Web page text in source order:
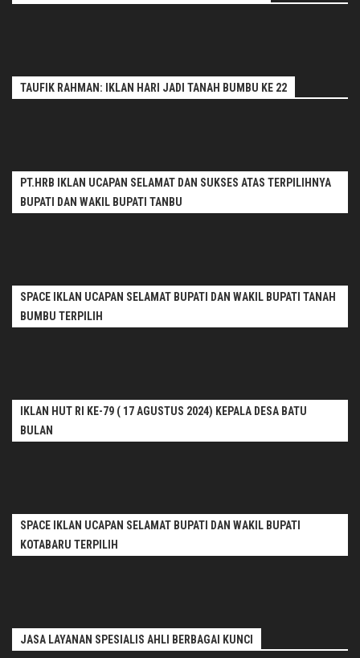
TAUFIK RAHMAN: IKLAN HARI JADI TANAH BUMBU KE 22
PT.HRB IKLAN UCAPAN SELAMAT DAN SUKSES ATAS TERPILIHNYA
BUPATI DAN WAKIL BUPATI TANBU
SPACE IKLAN UCAPAN SELAMAT BUPATI DAN WAKIL BUPATI TANAH
BUMBU TERPILIH
IKLAN HUT RI KE-79 ( 17 AGUSTUS 2024) KEPALA DESA BATU
BULAN
SPACE IKLAN UCAPAN SELAMAT BUPATI DAN WAKIL BUPATI
KOTABARU TERPILIH
JASA LAYANAN SPESIALIS AHLI BERBAGAI KUNCI